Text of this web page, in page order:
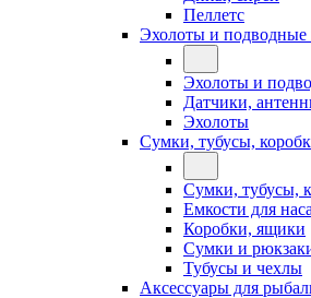
Пеллетс
Эхолоты и подводные
Эхолоты и
Датчики,
Эхолоты
Сумки, тубусы,
Сумки, тубусы,
Емкости для
Коробки, ящики
Сумки и
Тубусы и чехлы
Аксессуары для